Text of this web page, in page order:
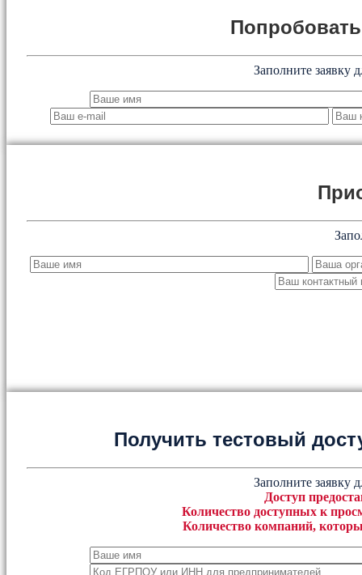
Заполните заявку
Получить тестовый
Заполните заявку
Доступ
Количество доступных к
Количество компаний,